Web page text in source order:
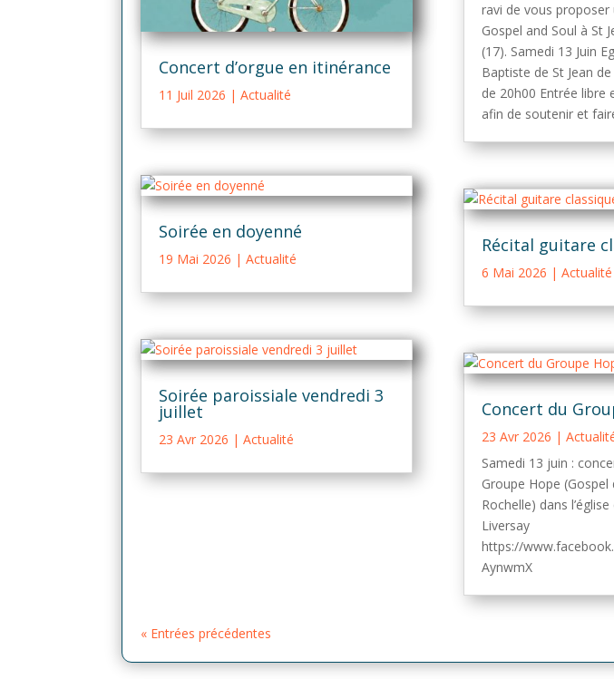
Concert d’orgue en itinérance
11 Juil 2026 |Actualité
Soirée en doyenné
19 Mai 2026 |Actualité
Soirée paroissiale vendredi 3
juillet
23 Avr 2026 |Actualité
ravi de vous proposer
Gospel and Soul à St
(17). Samedi 13 Juin
Baptiste de St Jean
de 20h00 Entrée libre
afin de soutenir et
Récital guitare
6 Mai 2026 | Actualité
Concert du
23 Avr 2026 |
Samedi 13 juin :
Groupe Hope (Gospel
Rochelle) dans
Liversay
https://
AynwmX
« Entrées précédentes